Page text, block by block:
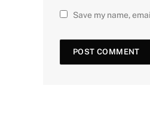
Save my name,